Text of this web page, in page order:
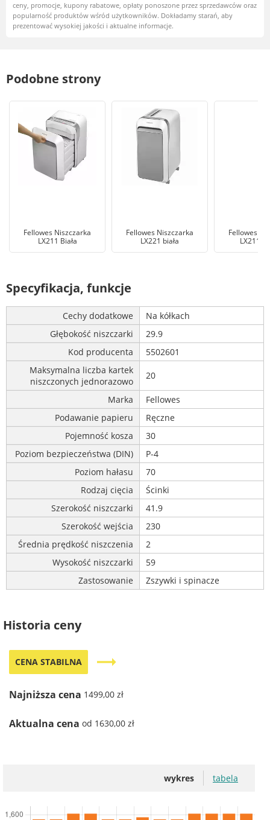
ceny, promocje, kupony rabatowe, opłaty ponoszone przez sprzedawców oraz
popularność produktów wśród użytkowników. Dokładamy starań, aby
prezentować wysokiej jakości i aktualne informacje.
Podobne strony
Fellowes Niszczarka
LX211 Biała
Fellowes Niszczarka
LX221 biała
Fellowes
LX211
Specyfikacja, funkcje
Cechy dodatkowe
Na kółkach
Głębokość niszczarki
29.9
Kod producenta
5502601
Maksymalna liczba kartek
niszczonych jednorazowo
20
Marka
Fellowes
Podawanie papieru
Ręczne
Pojemność kosza
30
Poziom bezpieczeństwa (DIN)
P-4
Poziom hałasu
70
Rodzaj cięcia
Ścinki
Szerokość niszczarki
41.9
Szerokość wejścia
230
Średnia prędkość niszczenia
2
Wysokość niszczarki
59
Zastosowanie
Zszywki i spinacze
Historia ceny
CENA STABILNA trending_flat
Najniższa cena 1499,00 zł
Aktualna cena od 1630,00 zł
wykres tabela